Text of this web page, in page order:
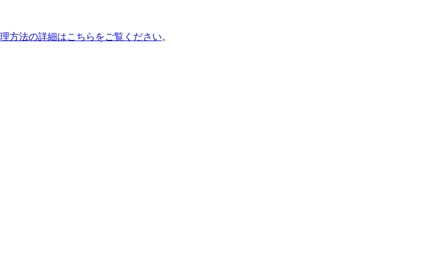
方法の詳細はこちらをご覧ください。